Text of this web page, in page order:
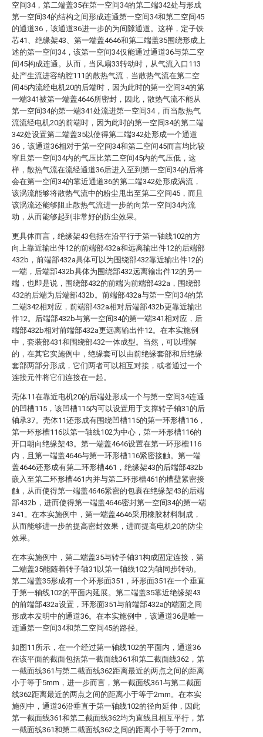
空间34，第二端盖35在第一空间34的第二端342处与形成
第一空间34的结构之间形成连通第一空间34和第二空间45
的通道36，该通道36进一步的为间隙通道。这样，定子铁
芯41、绝缘架43、第一端盖4646和第二端盖35围绕形成上
述的第一空间34，该第一空间34仅能通过通道36与第二空
间45构成连通。从而，当风扇33转动时，从气流入口113
处产生流进容纳腔111的散热气流，当散热气流在第二空
间45内流经电机20的后端时，因为此时的第一空间34的第
一端341被第一端盖4646所密封，因此，散热气流不能从
第一空间34的第一端341处流进第一空间34，而当散热气
流流经电机20的前端时，因为此时的第一空间34的第二端
342处设置第二端盖35以使得第二端342处形成一个通道
36，该通道36相对于第一空间34和第二空间45而言均比较
窄且第一空间34内的气压比第二空间45内的气压低，这
样，散热气流在流经通道36后进入至到第一空间34的后将
会在第一空间34的靠近通道36的第二端342处形成涡流，
该涡流能够将散热气流中的粉尘甩出至第二空间45，而且
该涡流还能够阻止散热气流进一步的向第一空间34内流
动，从而能够起到非常好的防尘效果。
更具体而言，绝缘架43包括在沿平行于第一轴线102的方
向上靠近输出件12的前端部432a和远离输出件12的后端部
432b，前端部432a具体可以为围绕部432靠近输出件12的
一端，后端部432b具体为围绕部432远离输出件12的另一
端，也即是说，围绕部432的前端为前端部432a，围绕部
432的后端为后端部432b。前端部432a与第一空间34的第
二端342相对应，前端部432a相对后端部432b更靠近输出
件12。后端部432b与第一空间34的第一端341相对应，后
端部432b相对前端部432a更远离输出件12。在本实施例
中，套装部431和围绕部432一体成型。当然，可以理解
的，在其它实施例中，绝缘套可以由前绝缘套部和后绝缘
套部两部分形成，它们两者可以相互对接，或者通过一个
连接元件将它们连接在一起。
壳体11在靠近电机20的后端处形成一个与第一空间34连通
的凹槽115，该凹槽115内可以设置用于支撑转子轴31的后
轴承37。壳体11还形成有围绕凹槽115的第一环形槽116，
第一环形槽116以第一轴线102为中心，第一环形槽116的
开口朝向绝缘架43。第一端盖4646设置在第一环形槽116
内，且第一端盖4646与第一环形槽116紧密接触。第一端
盖4646还形成有第二环形槽461，绝缘架43的后端部432b
嵌入至第二环形槽461内并与第二环形槽461的槽壁紧密接
触，从而使得第一端盖4646紧密的包裹在绝缘架43的后端
部432b，进而使得第一端盖4646密封第一空间34的第一端
341。在本实施例中，第一端盖4646采用橡胶材料制成，
从而能够进一步的提高密封效果，进而提高电机20的防尘
效果。
在本实施例中，第二端盖35与转子轴31构成固定连接，第
二端盖35能随着转子轴31以第一轴线102为轴同步转动。
第二端盖35形成有一个环形面351，环形面351在一个垂直
于第一轴线102的平面内延展。第二端盖35靠近绝缘架43
的前端部432a设置，环形面351与前端部432a的端面之间
形成本发明中的通道36。在本实施例中，该通道36是唯一
连通第一空间34和第二空间45的路径。
如图11所示，在一个经过第一轴线102的平面内，通道36
在该平面的截面包括第一截面线361和第二截面线362，第
一截面线361与第二截面线362距离最近的两点之间的距离
小于等于5mm，进一步而言，第一截面线361与第二截面
线362距离最近的两点之间的距离小于等于2mm。在本实
施例中，通道36沿垂直于第一轴线102的径向延伸，因此
第一截面线361和第二截面线362均为直线且相互平行，第
一截面线361和第二截面线362之间的距离小于等于2mm。